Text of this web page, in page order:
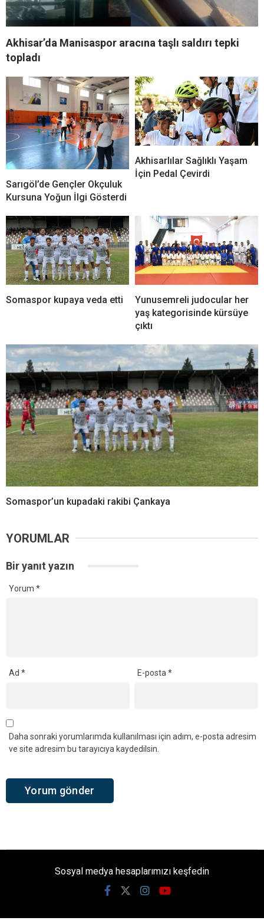
Akhisar’da Manisaspor aracına taşlı saldırı tepki
topladı
Sarıgöl’de Gençler Okçuluk
Kursuna Yoğun İlgi Gösterdi
Akhisarlılar Sağlıklı Yaşam
İçin Pedal Çevirdi
Somaspor kupaya veda etti
Yunusemreli judocular her
yaş kategorisinde kürsüye
çıktı
Somaspor’un kupadaki rakibi Çankaya
YORUMLAR
Bir yanıt yazın
Yorum *
Ad * E-posta*
Daha sonraki yorumlarımda kullanılması için adım, e-posta adresim
ve site adresim bu tarayıcıya kaydedilsin.
Sosyal medya hesaplarımızı keşfedin